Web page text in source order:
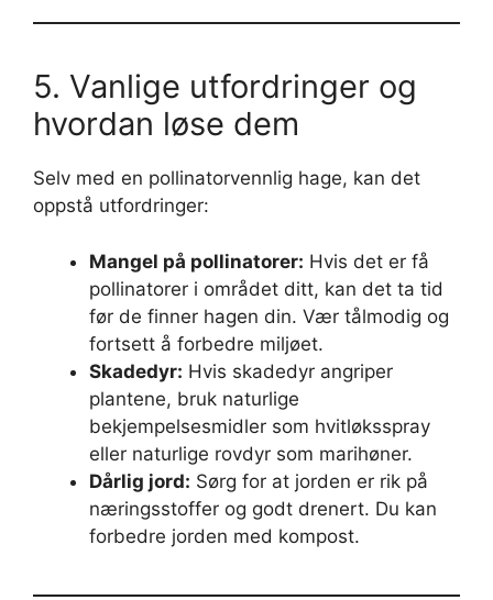
5. Vanlige utfordringer og
hvordan løse dem
Selv med en pollinatorvennlig hage, kan det
oppstå utfordringer:
Mangel på pollinatorer: Hvis det er få
pollinatorer i området ditt, kan det ta tid
før de finner hagen din. Vær tålmodig og
fortsett å forbedre miljøet.
Skadedyr: Hvis skadedyr angriper
plantene, bruk naturlige
bekjempelsesmidler som hvitløksspray
eller naturlige rovdyr som marihøner.
Dårlig jord: Sørg for at jorden er rik på
næringsstoffer og godt drenert. Du kan
forbedre jorden med kompost.